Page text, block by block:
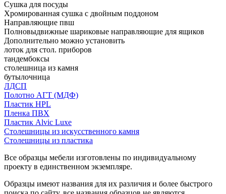
Сушка для посуды
Хромированная сушка с двойным поддоном
Направляющие пвш
Полновыдвижные шариковые направляющие для ящиков
Дополнительно можно установить
лоток для стол. приборов
тандембоксы
столешница из камня
бутылочница
ЛДСП
Полотно АГТ (МДФ)
Пластик HPL
Пленка ПВХ
Пластик Alvic Luxe
Столешницы из искусственного камня
Столешницы из пластика
Все образцы мебели изготовлены по индивидуальному
проекту в единственном экземпляре.
Образцы имеют названия для их различия и более быстрого